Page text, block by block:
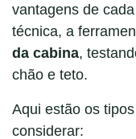
vantagens de
técnica, a
da cabina,
chão e teto.
Aqui estão os
considerar: